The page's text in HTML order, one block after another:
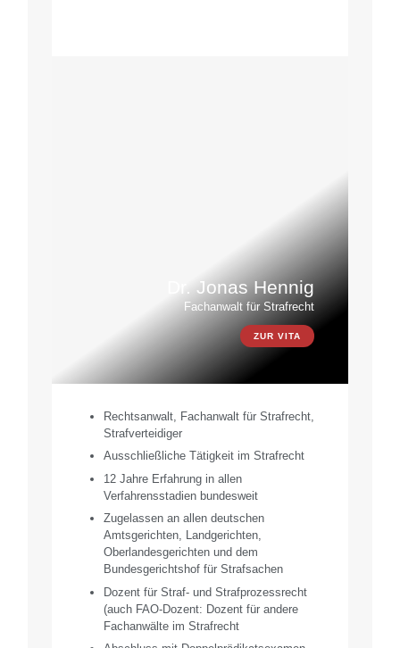
Dr. Jonas Hennig
Fachanwalt für Strafrecht
ZUR VITA
Rechtsanwalt, Fachanwalt für Strafrecht,
Strafverteidiger
Ausschließliche Tätigkeit im Strafrecht
12 Jahre Erfahrung in allen
Verfahrensstadien bundesweit
Zugelassen an allen deutschen
Amtsgerichten, Landgerichten,
Oberlandesgerichten und dem
Bundesgerichtshof für Strafsachen
Dozent für Straf- und Strafprozessrecht
(auch FAO-Dozent: Dozent für andere
Fachanwälte im Strafrecht